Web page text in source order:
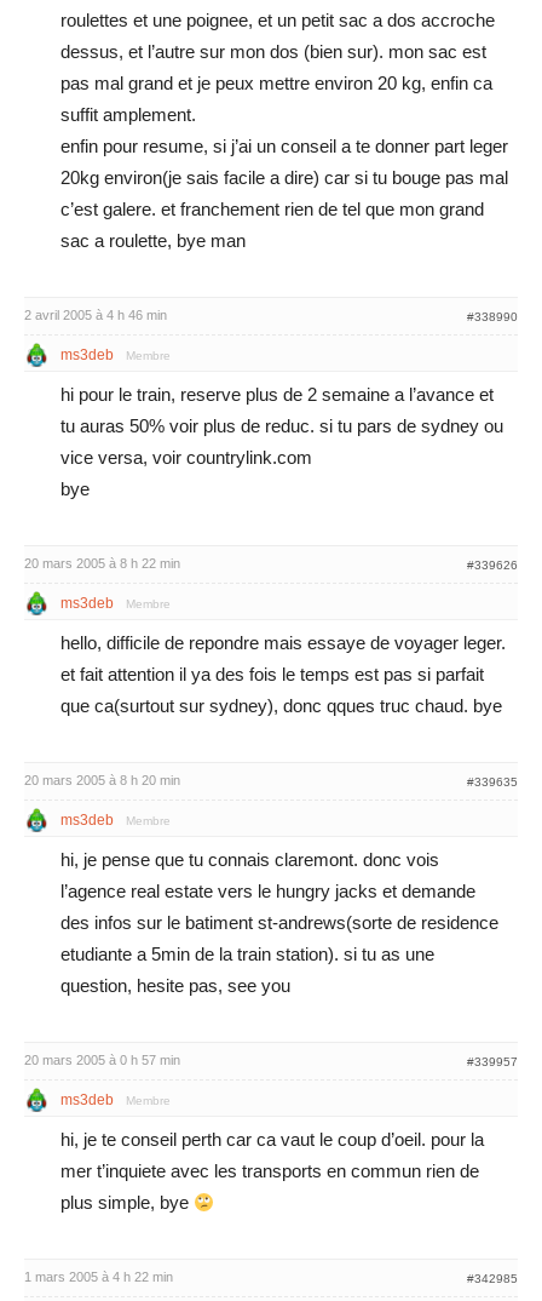
roulettes et une poignee, et un petit sac a dos accroche
dessus, et l’autre sur mon dos (bien sur). mon sac est
pas mal grand et je peux mettre environ 20 kg, enfin ca
suffit amplement.
enfin pour resume, si j’ai un conseil a te donner part leger
20kg environ(je sais facile a dire) car si tu bouge pas mal
c’est galere. et franchement rien de tel que mon grand
sac a roulette, bye man
2 avril 2005 à 4 h 46 min #338990
ms3deb Membre
hi pour le train, reserve plus de 2 semaine a l’avance et
tu auras 50% voir plus de reduc. si tu pars de sydney ou
vice versa, voir countrylink.com
bye
20 mars 2005 à 8 h 22 min #339626
ms3deb Membre
hello, difficile de repondre mais essaye de voyager leger.
et fait attention il ya des fois le temps est pas si parfait
que ca(surtout sur sydney), donc qques truc chaud. bye
20 mars 2005 à 8 h 20 min #339635
ms3deb Membre
hi, je pense que tu connais claremont. donc vois
l’agence real estate vers le hungry jacks et demande
des infos sur le batiment st-andrews(sorte de residence
etudiante a 5min de la train station). si tu as une
question, hesite pas, see you
20 mars 2005 à 0 h 57 min #339957
ms3deb Membre
hi, je te conseil perth car ca vaut le coup d’oeil. pour la
mer t’inquiete avec les transports en commun rien de
plus simple, bye
1 mars 2005 à 4 h 22 min #342985